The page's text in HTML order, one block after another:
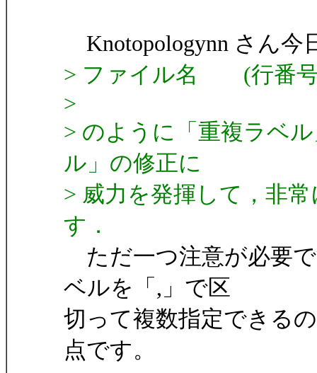
Knotopologynn さん今
> ファイル名 (行
>
> のように「重複ラベ
ル」の修正に
> 威力を発揮して，非
す．
ただ一つ注意が必要
ベルを「,」で区
切って複数指定できる
点です。